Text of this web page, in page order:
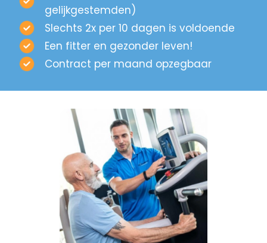
gelijkgestemden)
Slechts 2x per 10 dagen is voldoende
Een fitter en gezonder leven!
Contract per maand opzegbaar